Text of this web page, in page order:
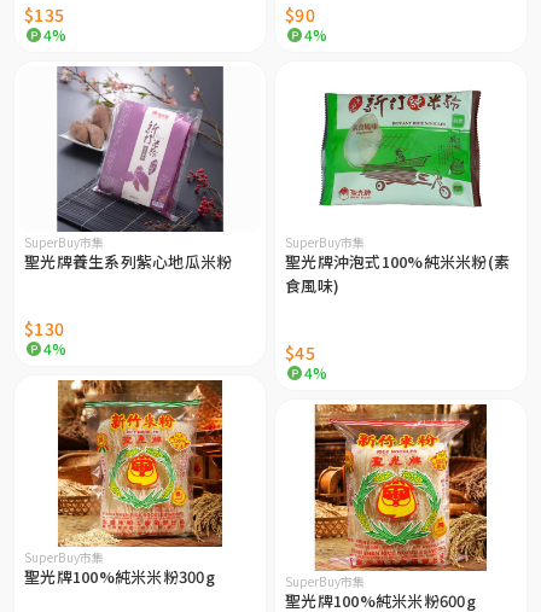
$135
4%
$90
4%
SuperBuy市集
聖光牌養生系列紫心地瓜米粉
$130
4%
SuperBuy市集
聖光牌沖泡式100%純米米粉(素
食風味)
$45
4%
SuperBuy市集
聖光牌100%純米米粉300g SuperBuy市集
聖光牌100%純米米粉600g